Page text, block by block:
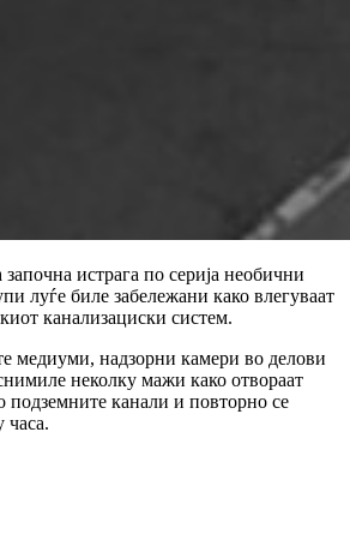
истрага по серија необични
луѓе биле забележани како влегуваат
канализациски систем.
медиуми, надзорни камери во делови
неколку мажи како отвораат
подземните канали и повторно се
часа.